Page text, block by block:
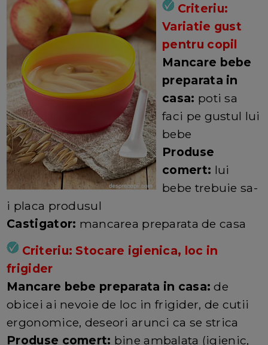
Criteriu:
Variatie gust
pentru copil
Mancare bebe
preparata in
casa: poti sa
faci pe gustul lui
bebe
Produse
comert: lui
bebe trebuie sa-
i placa produsul
Castigator: mancarea preparata de casa
Criteriu: Stocare igienica, loc in
frigider
Mancare bebe preparata in casa: de
obicei ai nevoie de loc in frigider, de cutii
ergonomice, deseori arunci ca se strica
Produse comert: bine ambalata (igienic,